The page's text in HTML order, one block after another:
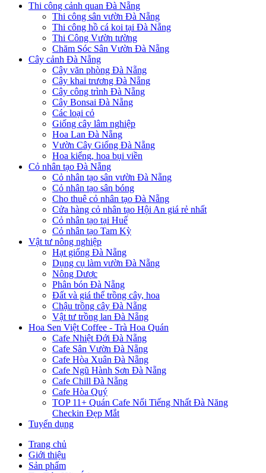
Thi công cảnh quan Đà Nẵng
Thi công sân vườn Đà Nẵng
Thi công hồ cá koi tại Đà Nẵng
Thi Công Vườn tường
Chăm Sóc Sân Vườn Đà Nẵng
Cây cảnh Đà Nẵng
Cây văn phòng Đà Nẵng
Cây khai trương Đà Nẵng
Cây công trình Đà Nẵng
Cây Bonsai Đà Nẵng
Các loại cỏ
Giống cây lâm nghiệp
Hoa Lan Đà Nẵng
Vườn Cây Giống Đà Nẵng
Hoa kiểng, hoa bụi viền
Cỏ nhân tạo Đà Nẵng
Cỏ nhân tạo sân vườn Đà Nẵng
Cỏ nhân tạo sân bóng
Cho thuê cỏ nhân tạo Đà Nẵng
Cửa hàng cỏ nhân tạo Hội An giá rẻ nhất
Cỏ nhân tạo tại Huế
Cỏ nhân tạo Tam Kỳ
Vật tư nông nghiệp
Hạt giống Đà Nẵng
Dụng cụ làm vườn Đà Nẵng
Nông Dược
Phân bón Đà Nẵng
Đất và giá thể trồng cây, hoa
Chậu trồng cây Đà Nẵng
Vật tư trồng lan Đà Nẵng
Hoa Sen Việt Coffee - Trà Hoa Quán
Cafe Nhiệt Đới Đà Nẵng
Cafe Sân Vườn Đà Nẵng
Cafe Hòa Xuân Đà Nẵng
Cafe Ngũ Hành Sơn Đà Nẵng
Cafe Chill Đà Nẵng
Cafe Hòa Quý
TOP 11+ Quán Cafe Nổi Tiếng Nhất Đà Năng
Checkin Đẹp Mắt
Tuyển dụng
Trang chủ
Giới thiệu
Sản phẩm